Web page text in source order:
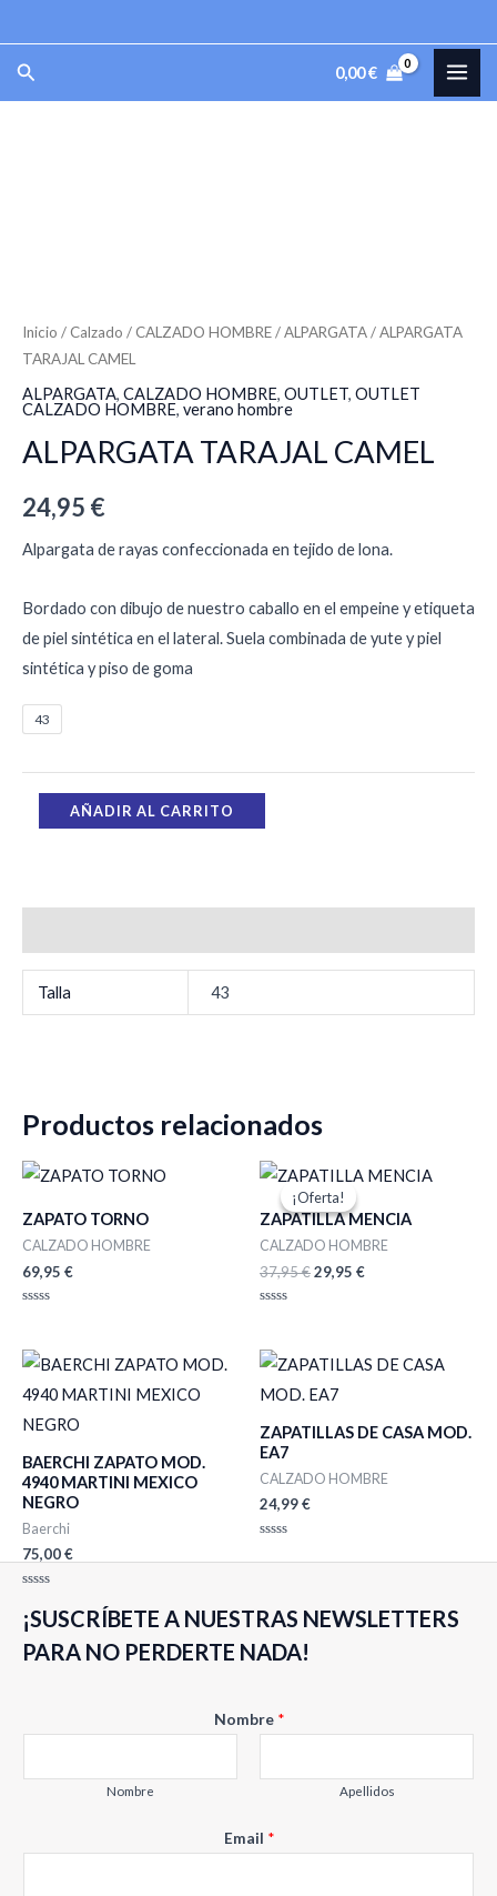
al
contenido
Buscar 0,00€
Inicio / Calzado / CALZADO HOMBRE/ALPARGATA/ ALPARGATA
TARAJAL CAMEL
ALPARGATA, CALZADO HOMBRE, OUTLET, OUTLET
CALZADO HOMBRE, verano hombre
ALPARGATA TARAJAL CAMEL
24,95 €
Alpargata de rayas confeccionada en tejido de lona.
Bordado con dibujo de nuestro caballo en el empeine y etiqueta
de piel sintética en el lateral. Suela combinada de yute y piel
sintética y piso de goma
43
AÑADIR AL CARRITO
Talla 43
Productos relacionados
ZAPATO TORNO
CALZADO HOMBRE
69,95 €
de
5
¡Oferta!
¡Oferta!
ZAPATILLA MENCIA
CALZADO HOMBRE
37,95€
El
precio
original
era:
37,95 €.
29,95 €
El
precio
es:
29,95 €.
de
5
BAERCHI ZAPATO MOD.
4940 MARTINI MEXICO
NEGRO
Baerchi
75,00€
con
0
5
ZAPATILLAS DE CASA MOD.
EA7
CALZADO HOMBRE
24,99€
con
¡SUSCRÍBETE A NUESTRAS NEWSLETTERS
PARA NO PERDERTE NADA!
m
N
Nombre *
Nombre Apellidos
Email *